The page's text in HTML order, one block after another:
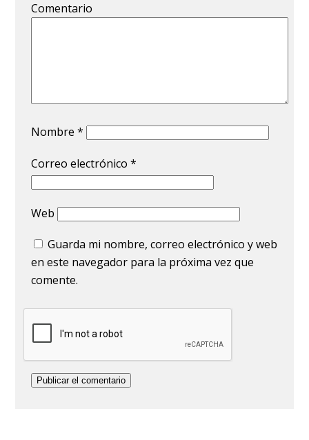
Comentario
Nombre*
Correo electrónico*
Web
Guarda mi nombre, correo electrónico y web
en este navegador para la próxima vez que
comente.